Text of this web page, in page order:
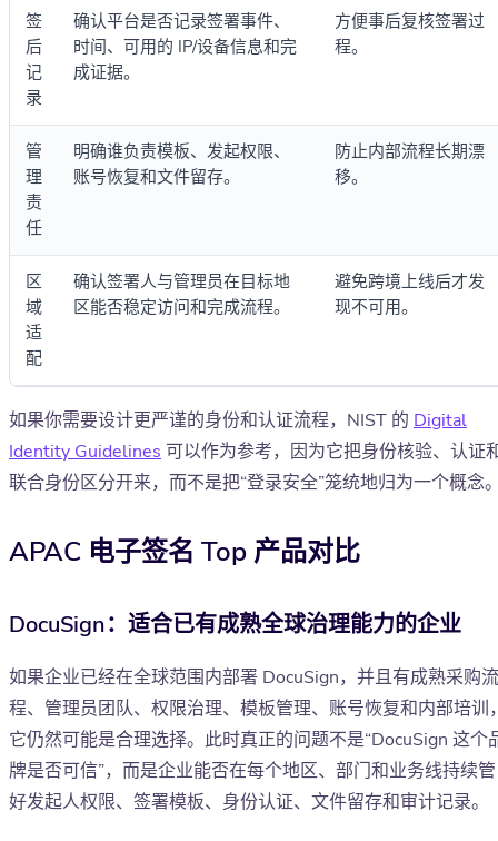
签
后
记
录
确认平台是否记录签署事件、
时间、可用的 IP/设备信息和完
成证据。
方便事后复核签署过
程。
管
理
责
任
明确谁负责模板、发起权限、
账号恢复和文件留存。
防止内部流程长期漂
移。
区
域
适
配
确认签署人与管理员在目标地
区能否稳定访问和完成流程。
避免跨境上线后才发
现不可用。
如果你需要设计更严谨的身份和认证流程，NIST 的 Digital
Identity Guidelines 可以作为参考，因为它把身份核验、认证
联合身份区分开来，而不是把“登录安全”笼统地归为一个概念
APAC 电子签名 Top 产品对比
DocuSign：适合已有成熟全球治理能力的企业
如果企业已经在全球范围内部署 DocuSign，并且有成熟采购流
程、管理员团队、权限治理、模板管理、账号恢复和内部培训
它仍然可能是合理选择。此时真正的问题不是“DocuSign 这个
牌是否可信”，而是企业能否在每个地区、部门和业务线持续管
好发起人权限、签署模板、身份认证、文件留存和审计记录。